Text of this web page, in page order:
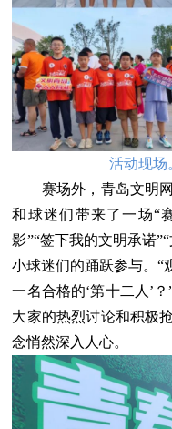
活动现场
赛场外，青岛文明网
和球迷们带来了一场“
影”“签下我的文明承诺
小球迷们的踊跃参与。“
一名合格的‘第十二人’
大家的热烈讨论和积极
念悄然深入人心。